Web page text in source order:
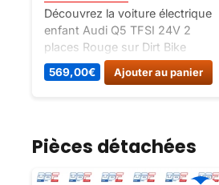
Découvrez la voiture électrique
enfant Audi Q5 TFSI 24V 2
places Rouge sur Dirt Bike
France. Un SUV 2 places
impressionnant avec phares
569,00€ Ajouter au panier
Pièces détachées